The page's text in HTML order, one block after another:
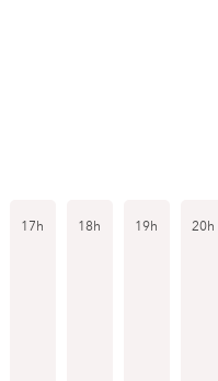
17h 18h 19h 20h